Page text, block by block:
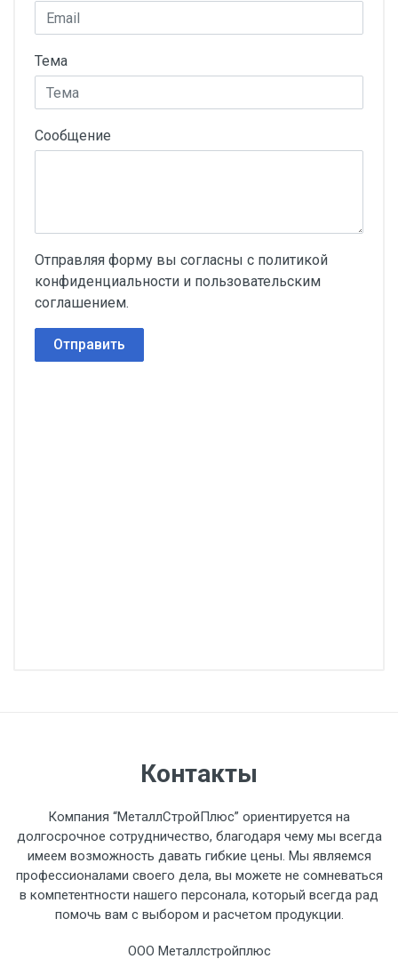
Тема
Сообщение
Отправляя форму вы согласны с политикой
конфиденциальности и пользовательским
соглашением.
Отправить
Контакты
Компания “МеталлСтройПлюс” ориентируется на
долгосрочное сотрудничество, благодаря чему мы всегда
имеем возможность давать гибкие цены. Мы являемся
профессионалами своего дела, вы можете не сомневаться
в компетентности нашего персонала, который всегда рад
помочь вам с выбором и расчетом продукции.
ООО Металлстройплюс